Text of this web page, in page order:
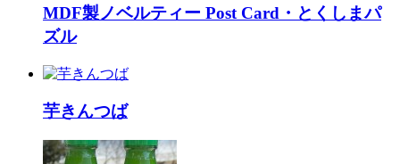
MDF製ノベルティー Post Card・とくしまパ
ズル
芋きんつば